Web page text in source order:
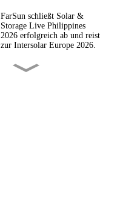
FarSun schließt Solar &
Storage Live Philippines
2026 erfolgreich ab und reist
zur Intersolar Europe 2026.
FarSun wurde im
Geschäftsjahr 2026 von